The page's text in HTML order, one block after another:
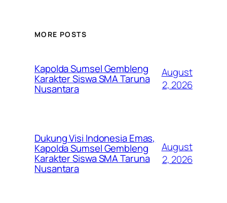
MORE POSTS
Kapolda Sumsel Gembleng
Karakter Siswa SMA Taruna
Nusantara
August
2, 2026
Dukung Visi Indonesia Emas,
Kapolda Sumsel Gembleng
Karakter Siswa SMA Taruna
Nusantara
August
2, 2026